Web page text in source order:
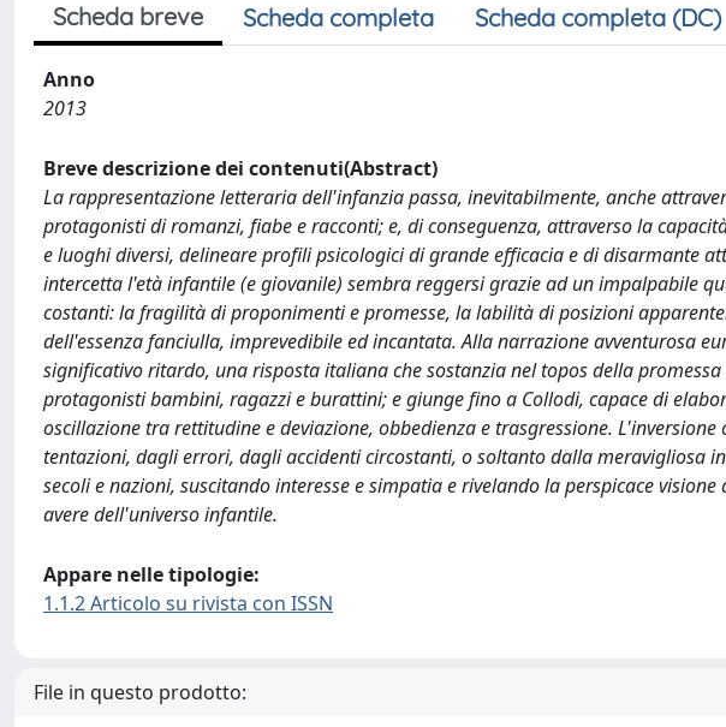
Scheda breve Scheda completa Scheda completa (DC)
Anno
2013
Breve descrizione dei contenuti(Abstract)
La rappresentazione letteraria dell'infanzia passa, inevitabilmente, anche
protagonisti di romanzi, fiabe e racconti; e, di conseguenza, attraverso la
e luoghi diversi, delineare profili psicologici di grande efficacia e di disarmante
intercetta l'età infantile (e giovanile) sembra reggersi grazie ad un impalpabile
costanti: la fragilità di proponimenti e promesse, la labilità di posizioni
dell'essenza fanciulla, imprevedibile ed incantata. Alla narrazione avventurosa
significativo ritardo, una risposta italiana che sostanzia nel topos della
protagonisti bambini, ragazzi e burattini; e giunge fino a Collodi, capace di
oscillazione tra rettitudine e deviazione, obbedienza e trasgressione.
tentazioni, dagli errori, dagli accidenti circostanti, o soltanto dalla meravigliosa
secoli e nazioni, suscitando interesse e simpatia e rivelando la perspicace
avere dell'universo infantile.
Appare nelle tipologie:
1.1.2 Articolo su rivista con ISSN
File in questo prodotto: